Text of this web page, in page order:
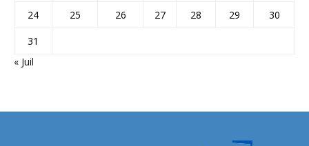
24
25 26 27 28 29
30
31
« Juil